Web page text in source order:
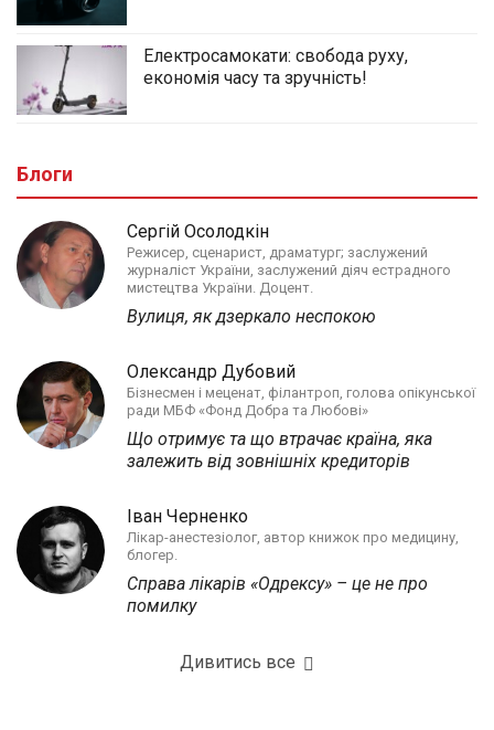
Електросамокати: свобода руху,
економія часу та зручність!
Блоги
Сергій Осолодкін
Режисер, сценарист, драматург; заслужений
журналіст України, заслужений діяч естрадного
мистецтва України. Доцент.
Вулиця, як дзеркало неспокою
Олександр Дубовий
Бізнесмен і меценат, філантроп, голова опікунської
ради МБФ «Фонд Добра та Любові»
Що отримує та що втрачає країна, яка
залежить від зовнішніх кредиторів
Іван Черненко
Лікар-анестезіолог, автор книжок про медицину,
блогер.
Справа лікарів «Одрексу» – це не про
помилку
Дивитись все